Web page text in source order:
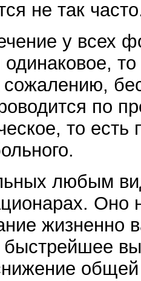
не так
у всех
одинаковое,
по
то
любым
Оно
жизненно
быстрейшее
общей